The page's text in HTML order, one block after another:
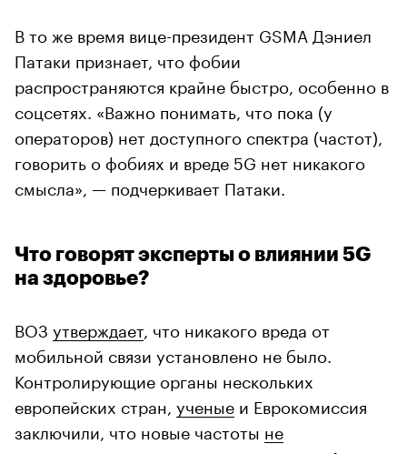
В то же время вице-президент GSMA Дэниел
Патаки признает, что фобии
распространяются крайне быстро, особенно в
соцсетях. «Важно понимать, что пока (у
операторов) нет доступного спектра (частот),
говорить о фобиях и вреде 5G нет никакого
смысла», — подчеркивает Патаки.
Что говорят эксперты о влиянии 5G
на здоровье?
ВОЗ утверждает, что никакого вреда от
мобильной связи установлено не было.
Контролирующие органы нескольких
европейских стран, ученые и Еврокомиссия
заключили, что новые частоты не